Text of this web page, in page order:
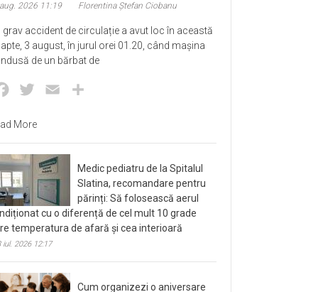
2026 11:19 Florentina Ștefan Ciobanu
grav accident de circulație a avut loc în această
3 august, în jurul orei 01.20, când mașina
de un bărbat de
Facebook
Twitter Email
More
Medic pediatru de la Spitalul
Slatina, recomandare pentru
părinți: Să folosească aerul
cu o diferență de cel mult 10 grade
temperatura de afară și cea interioară
iul. 2026 12:17
Cum organizezi o aniversare